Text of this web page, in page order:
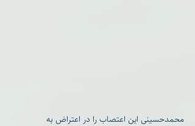
محمدحسینی این اعتصاب را در اعتراض به